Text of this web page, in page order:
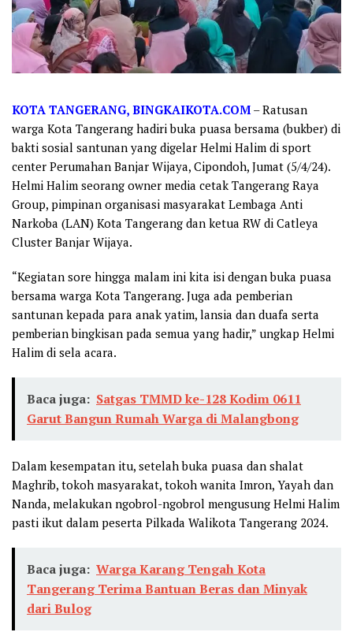
KOTA TANGERANG, BINGKAIKOTA.COM – Ratusan
warga Kota Tangerang hadiri buka puasa bersama (bukber) di
bakti sosial santunan yang digelar Helmi Halim di sport
center Perumahan Banjar Wijaya, Cipondoh, Jumat (5/4/24).
Helmi Halim seorang owner media cetak Tangerang Raya
Group, pimpinan organisasi masyarakat Lembaga Anti
Narkoba (LAN) Kota Tangerang dan ketua RW di Catleya
Cluster Banjar Wijaya.
“Kegiatan sore hingga malam ini kita isi dengan buka puasa
bersama warga Kota Tangerang. Juga ada pemberian
santunan kepada para anak yatim, lansia dan duafa serta
pemberian bingkisan pada semua yang hadir,” ungkap Helmi
Halim di sela acara.
Baca juga: Satgas TMMD ke-128 Kodim 0611
Garut Bangun Rumah Warga di Malangbong
Dalam kesempatan itu, setelah buka puasa dan shalat
Maghrib, tokoh masyarakat, tokoh wanita Imron, Yayah dan
Nanda, melakukan ngobrol-ngobrol mengusung Helmi Halim
pasti ikut dalam peserta Pilkada Walikota Tangerang 2024.
Baca juga: Warga Karang Tengah Kota
Tangerang Terima Bantuan Beras dan Minyak
dari Bulog